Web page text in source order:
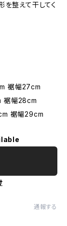
を整えて干してく
裾幅27cm
裾幅28cm
裾幅29cm
通報する